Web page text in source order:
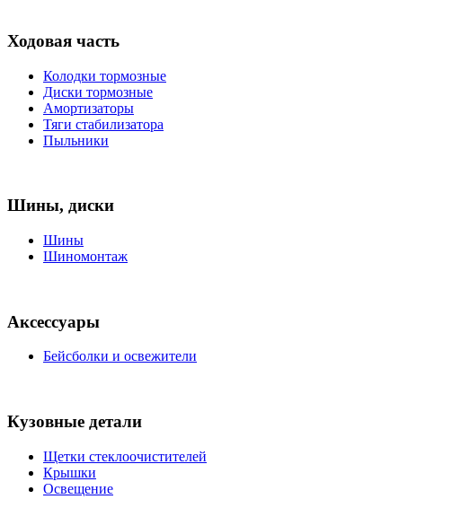
Ходовая часть
Колодки тормозные
Диски тормозные
Амортизаторы
Тяги стабилизатора
Пыльники
Шины, диски
Шины
Шиномонтаж
Аксессуары
Бейсболки и освежители
Кузовные детали
Щетки стеклоочистителей
Крышки
Освещение